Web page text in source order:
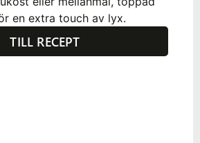
en extra touch av lyx.
TILL RECEPT